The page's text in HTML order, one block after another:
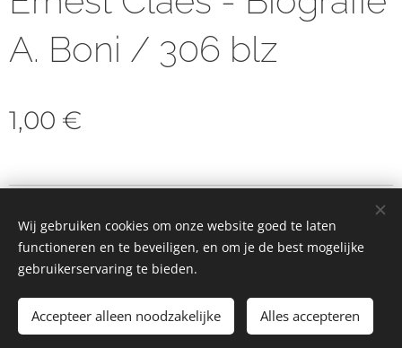
A. Boni / 306 blz
1,00 €
Toevoegen aan de winkelwagen
Cookies
Wij gebruiken cookies om onze website goed te laten
functioneren en te beveiligen, en om je de best mogelijke
gebruikerservaring te bieden.
Accepteer alleen noodzakelijke Alles accepteren